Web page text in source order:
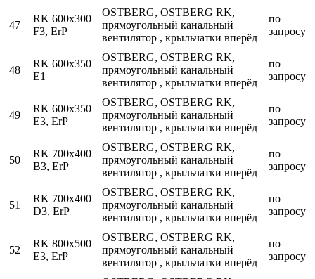
47
RK 600x300
F3, ErP
OSTBERG, OSTBERG RK,
прямоугольный канальный
вентилятор , крыльчатки вперёд
по
запросу
48
RK 600x350
E1
OSTBERG, OSTBERG RK,
прямоугольный канальный
вентилятор , крыльчатки вперёд
по
запросу
49
RK 600x350
E3, ErP
OSTBERG, OSTBERG RK,
прямоугольный канальный
вентилятор , крыльчатки вперёд
по
запросу
50
RK 700x400
B3, ErP
OSTBERG, OSTBERG RK,
прямоугольный канальный
вентилятор , крыльчатки вперёд
по
запросу
51
RK 700x400
D3, ErP
OSTBERG, OSTBERG RK,
прямоугольный канальный
вентилятор , крыльчатки вперёд
по
запросу
52
RK 800x500
E3, ErP
OSTBERG, OSTBERG RK,
прямоугольный канальный
вентилятор , крыльчатки вперёд
по
запросу